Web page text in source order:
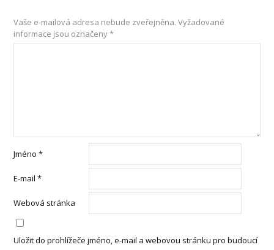
Vaše e-mailová adresa nebude zveřejněna. Vyžadované
informace jsou označeny*
Jméno*
E-mail*
Webová stránka
Uložit do prohlížeče jméno, e-mail a webovou stránku pro budoucí